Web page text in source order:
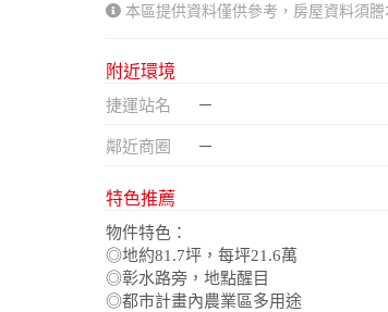
本區提供資料僅供參考，房屋資料須謄
附近環境
捷運站名 －
鄰近商圈 －
特色推薦
物件特色：
◎地約81.7坪，每坪21.6萬
◎彰水路旁，地點醒目
◎都市計畫內農業區多用途